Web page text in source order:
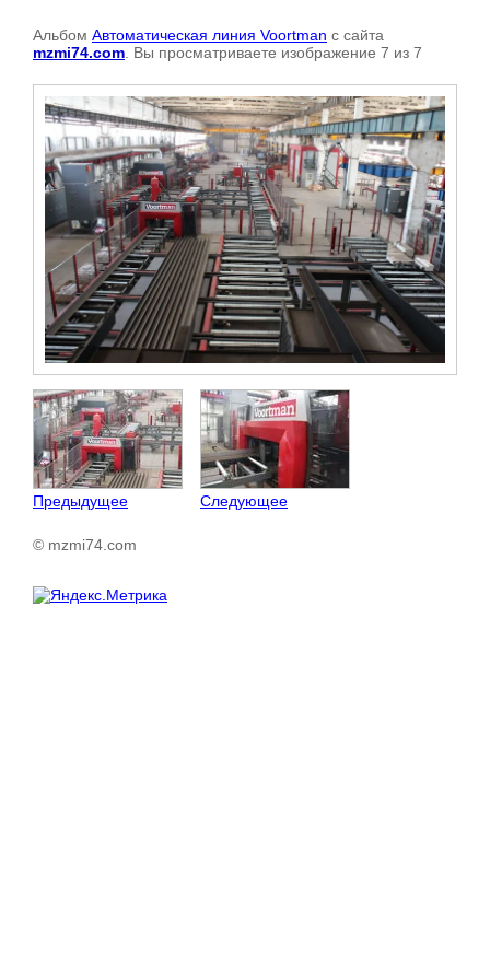
Альбом Автоматическая линия Voortman с сайта
mzmi74.com . Вы просматриваете изображение 7 из 7
Предыдущее Следующее
© mzmi74.com